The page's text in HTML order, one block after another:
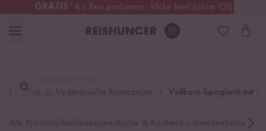
GRATIS* 4 x Reis probieren - klicke hier! (ohne CH)
Deutschland Kostenloser Versand
finden ...
Rezepte Vollkorn Spaghetti mit
Schnelle